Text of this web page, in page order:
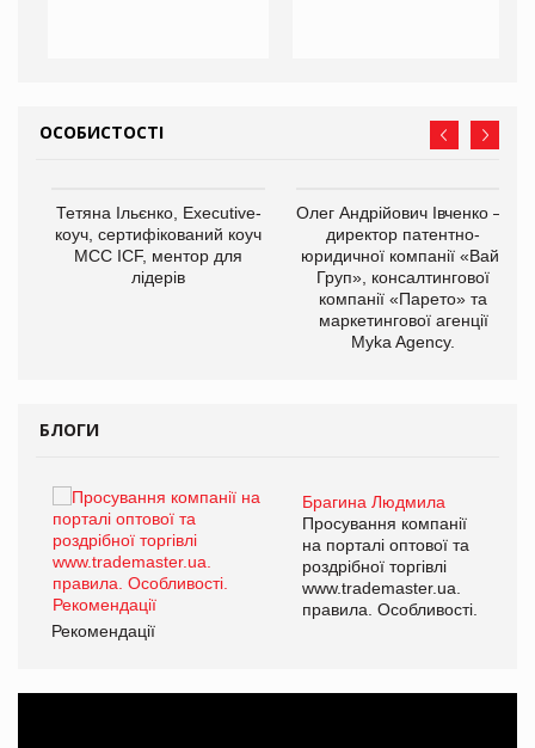
ОСОБИСТОСТІ
Тетяна Ільєнко, Executive-
коуч, сертифікований коуч
МСС ICF, ментор для
лідерів
Олег Андрійович Івченко —
директор патентно-
юридичної компанії «Вайз
Груп», консалтингової
компанії «Парето» та
маркетингової агенції
Myka Agency.
БЛОГИ
Брагина Людмила
Просування компанії
на порталі оптової та
роздрібної торгівлі
www.trademaster.ua.
правила. Особливості.
Рекомендації